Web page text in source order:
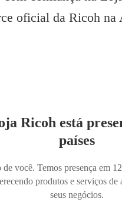
oficial da Ricoh na
Ricoh está
países
você. Temos presença em
produtos e serviços de
seus negócios.